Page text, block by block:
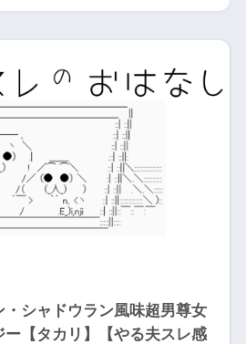
シャドウラン風味超男尊女
【タカリ】【やる夫スレ感